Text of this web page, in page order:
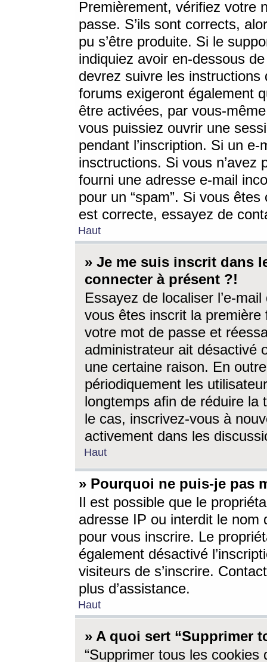
Premièrement, vérifiez votre
passe. S’ils sont corrects,
pu s’être produite. Si le
indiquiez avoir en-dessous
devrez suivre les
forums exigeront également
être activées, par vous-
vous puissiez ouvrir une
pendant l’inscription. Si un
insctructions. Si vous n’avez
fourni une adresse e-mail
pour un “spam”. Si vous
est correcte, essayez de
Haut
» Je me suis inscrit dans
connecter à présent ?!
Essayez de localiser l’e-
vous êtes inscrit la première
votre mot de passe et
administrateur ait désactivé
une certaine raison. En
périodiquement les
longtemps afin de réduire la
le cas, inscrivez-vous à
activement dans les
Haut
» Pourquoi ne puis-je pas
Il est possible que le
adresse IP ou interdit le nom
pour vous inscrire. Le
également désactivé
visiteurs de s’inscrire.
plus d’assistance.
Haut
» A quoi sert “Supprimer
“Supprimer tous les cookies